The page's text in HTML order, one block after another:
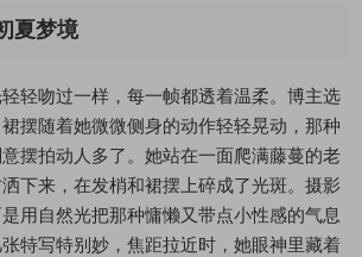
夏梦境
轻吻过一样，每一帧都透着温柔。博主选
摆随着她微微侧身的动作轻轻晃动，那种
摆拍动人多了。她站在一面爬满藤蔓的老
下来，在发梢和裙摆上碎成了光斑。摄影
用自然光把那种慵懒又带点小性感的气息
特写特别妙，焦距拉近时，她眼神里藏着